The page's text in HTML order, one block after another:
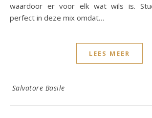
waardoor er voor elk wat wils is.
perfect in deze mix omdat…
LEES MEER
Salvatore Basile